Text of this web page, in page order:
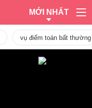
MỚI NHẤT
vụ điểm toán bất